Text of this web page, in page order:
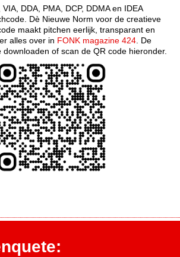
DDA, PMA, DCP, DDMA en IDEA
Dè Nieuwe Norm voor de creatieve
maakt pitchen eerlijk, transparant en
alles over in FONK magazine 424 . De
of scan de QR code hieronder.